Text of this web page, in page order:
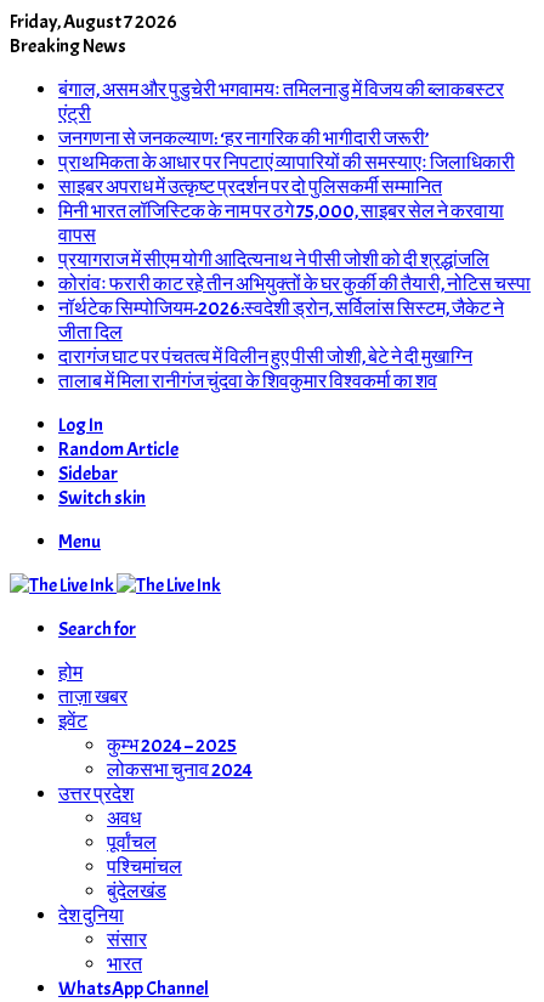
Friday, August 7 2026
Breaking News
बंगाल, असम और पुडुचेरी भगवामयः तमिलनाडु में विजय की ब्लाकबस्टर
एंट्री
जनगणना से जनकल्याण: ‘हर नागरिक की भागीदारी जरूरी’
प्राथमिकता के आधार पर निपटाएं व्यापारियों की समस्याएः जिलाधिकारी
साइबर अपराध में उत्कृष्ट प्रदर्शन पर दो पुलिसकर्मी सम्मानित
मिनी भारत लॉजिस्टिक के नाम पर ठगे 75,000, साइबर सेल ने करवाया
वापस
प्रयागराज में सीएम योगी आदित्यनाथ ने पीसी जोशी को दी श्रद्धांजलि
कोरांवः फरारी काट रहे तीन अभियुक्तों के घर कुर्की की तैयारी, नोटिस चस्पा
नॉर्थटेक सिम्पोजियम-2026:स्वदेशी ड्रोन, सर्विलांस सिस्टम, जैकेट ने
जीता दिल
दारागंज घाट पर पंचतत्व में विलीन हुए पीसी जोशी, बेटे ने दी मुखाग्नि
तालाब में मिला रानीगंज चुंदवा के शिवकुमार विश्वकर्मा का शव
Log In
Random Article
Sidebar
Switch skin
Menu
Search for
होम
ताज़ा खबर
इवेंट
कुम्भ 2024 – 2025
लोकसभा चुनाव 2024
उत्तर प्रदेश
अवध
पूर्वांचल
पश्चिमांचल
बुंदेलखंड
देश दुनिया
संसार
भारत
WhatsApp Channel